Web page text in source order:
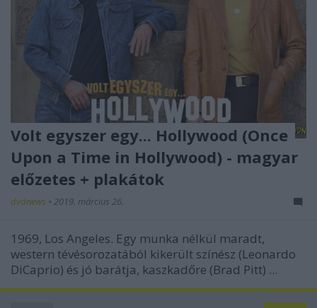
Volt egyszer egy... Hollywood (Once
Upon a Time in Hollywood) - magyar
előzetes + plakátok
dvdnews • 2019. március 26.
1969, Los Angeles. Egy munka nélkül maradt,
western tévésorozatából kikerült színész (Leonardo
DiCaprio) és jó barátja, kaszkadőre (Brad Pitt) ...